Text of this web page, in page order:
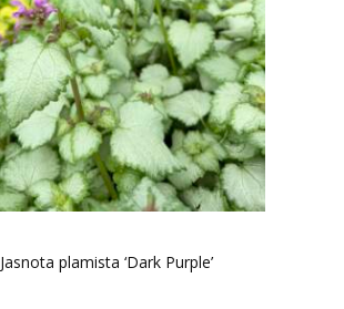
Jasnota plamista ‘Dark Purple’